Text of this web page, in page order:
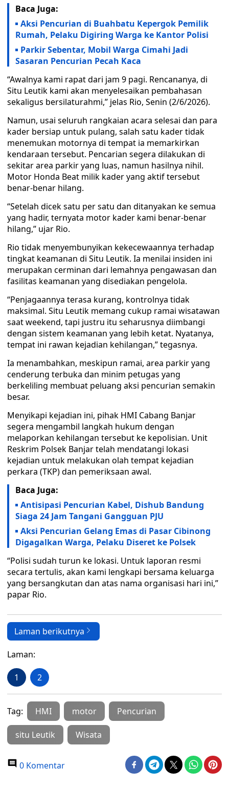
Baca Juga:
Aksi Pencurian di Buahbatu Kepergok Pemilik
Rumah, Pelaku Digiring Warga ke Kantor Polisi
Parkir Sebentar, Mobil Warga Cimahi Jadi
Sasaran Pencurian Pecah Kaca
“Awalnya kami rapat dari jam 9 pagi. Rencananya, di
Situ Leutik kami akan menyelesaikan pembahasan
sekaligus bersilaturahmi,” jelas Rio, Senin (2/6/2026).
Namun, usai seluruh rangkaian acara selesai dan para
kader bersiap untuk pulang, salah satu kader tidak
menemukan motornya di tempat ia memarkirkan
kendaraan tersebut. Pencarian segera dilakukan di
sekitar area parkir yang luas, namun hasilnya nihil.
Motor Honda Beat milik kader yang aktif tersebut
benar-benar hilang.
“Setelah dicek satu per satu dan ditanyakan ke semua
yang hadir, ternyata motor kader kami benar-benar
hilang,” ujar Rio.
Rio tidak menyembunyikan kekecewaannya terhadap
tingkat keamanan di Situ Leutik. Ia menilai insiden ini
merupakan cerminan dari lemahnya pengawasan dan
fasilitas keamanan yang disediakan pengelola.
“Penjagaannya terasa kurang, kontrolnya tidak
maksimal. Situ Leutik memang cukup ramai wisatawan
saat weekend, tapi justru itu seharusnya diimbangi
dengan sistem keamanan yang lebih ketat. Nyatanya,
tempat ini rawan kejadian kehilangan,” tegasnya.
Ia menambahkan, meskipun ramai, area parkir yang
cenderung terbuka dan minim petugas yang
berkeliling membuat peluang aksi pencurian semakin
besar.
Menyikapi kejadian ini, pihak HMI Cabang Banjar
segera mengambil langkah hukum dengan
melaporkan kehilangan tersebut ke kepolisian. Unit
Reskrim Polsek Banjar telah mendatangi lokasi
kejadian untuk melakukan olah tempat kejadian
perkara (TKP) dan pemeriksaan awal.
Baca Juga:
Antisipasi Pencurian Kabel, Dishub Bandung
Siaga 24 Jam Tangani Gangguan PJU
Aksi Pencurian Gelang Emas di Pasar Cibinong
Digagalkan Warga, Pelaku Diseret ke Polsek
“Polisi sudah turun ke lokasi. Untuk laporan resmi
secara tertulis, akan kami lengkapi bersama keluarga
yang bersangkutan dan atas nama organisasi hari ini,”
papar Rio.
Laman berikutnya
Laman:
1 2
Tag: HMI motor Pencurian
situ Leutik Wisata
0 Komentar